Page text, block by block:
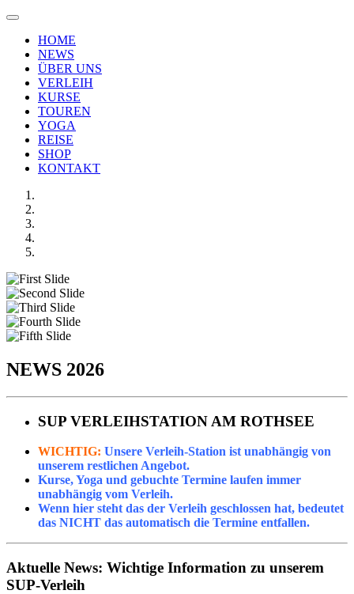
HOME
NEWS
ÜBER UNS
VERLEIH
KURSE
TOUREN
YOGA
REISE
SHOP
KONTAKT
NEWS 2026
SUP VERLEIHSTATION AM ROTHSEE
WICHTIG: Unsere Verleih-Station ist unabhängig von
unserem restlichen Angebot.
Kurse, Yoga und gebuchte Termine laufen immer
unabhängig vom Verleih.
Wenn hier steht das der Verleih geschlossen hat, bedeutet
das NICHT das automatisch die Termine entfallen.
Aktuelle News: Wichtige Information zu unserem
SUP-Verleih